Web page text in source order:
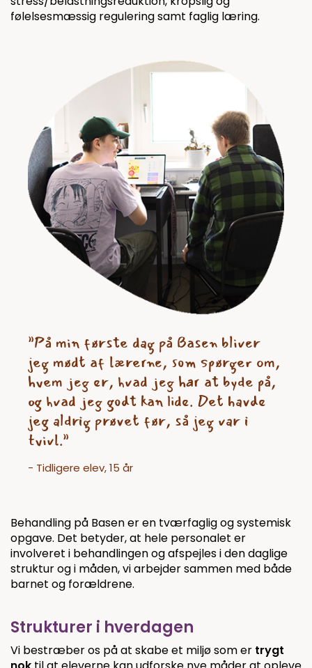
følelsesmæssig regulering samt faglig læring.
”På min første dag på Basen bliver
jeg mødt af lærerne, som spørger om,
hvem jeg er, hvad jeg har at byde på,
og hvad jeg godt kan lide. Det havde
jeg aldrig prøvet før, så jeg var i
tvivl.”
- Tidligere elev, 15 år
Behandling på Basen er en tværfaglig og systemisk
opgave. Det betyder, at hele personalet er
involveret i behandlingen og afspejles i den daglige
struktur og i måden, vi arbejder sammen med både
barnet og forældrene.
Strukturer i hverdagen
Vi bestræber os på at skabe et miljø som er trygt